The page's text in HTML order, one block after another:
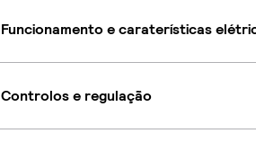
Funcionamento e caraterísticas
Controlos e regulação